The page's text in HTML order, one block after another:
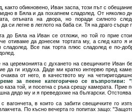
както обикновено, Иван заспа, този път с
в Бяла и да похапнем сладолед. От няколко
опъната на двора, но поради силното
си легне в леглото на баба си. Тя на драго сърце
до Бяла на Иван се отложи, но той го прие
отиваме да донесем тортата му, а след като я
сладолед. Все пак торта плюс сладолед е по-
церемонията с духането на свещичките Иван
да ги издуха. Даде ми кратко интервю пред
от него, в качеството му на
за пеене категорично се възпротиви:
каза той, и посегна с ръка срещу камерата. Прие
дядо му и я преведохме на български.
с вагончета, в които са забити свещичките го
По късно вечерта го попитах защо: